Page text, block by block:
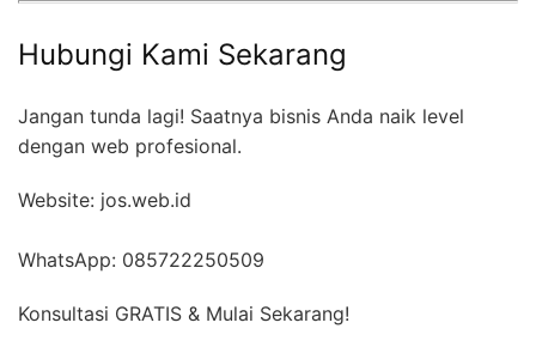
Hubungi Kami Sekarang
Jangan tunda lagi! Saatnya bisnis Anda naik level
dengan web profesional.
Website: jos.web.id
WhatsApp: 085722250509
Konsultasi GRATIS & Mulai Sekarang!